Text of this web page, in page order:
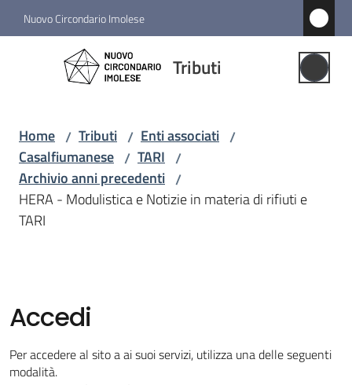
Vai al contenuto
Vai alla navigazione
Vai al footer
Nuovo Circondario Imolese
Tributi
Tributi
Gestione
Notizie
Comuni
associati
funzioni
Home / Tributi / Enti associati /
Casalfiumanese / TARI /
Archivio anni precedenti /
HERA - Modulistica e Notizie in materia di rifiuti e
TARI
Accedi
Per accedere al sito a ai suoi servizi, utilizza una delle seguenti
modalità.